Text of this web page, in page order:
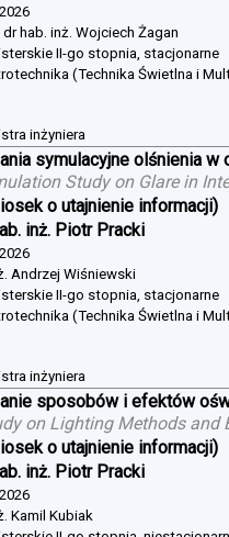
hab. inż. Wojciech Żagan
II-go stopnia, stacjonarne
(Technika Świetlna i
inżyniera
symulacyjne olśnienia
Study on Glare in
o utajnienie informacji)
inż. Piotr Pracki
Andrzej Wiśniewski
II-go stopnia, stacjonarne
(Technika Świetlna i
inżyniera
sposobów i efektów
on Lighting Methods and
o utajnienie informacji)
inż. Piotr Pracki
Kamil Kubiak